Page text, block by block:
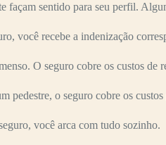
façam sentido para seu perfil.
você recebe a indenização
O seguro cobre os custos de
pedestre, o seguro cobre os
você arca com tudo sozinho.